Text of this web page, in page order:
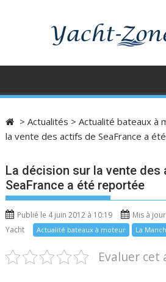
>Actualités >Actualité bateaux à
la vente des actifs de SeaFrance a
La décision sur la vente
SeaFrance a été reportée
Publié le 4 juin 2012 à 10:19
Mis à
Yacht
Actualité bateaux à moteur La
Evaluer cet